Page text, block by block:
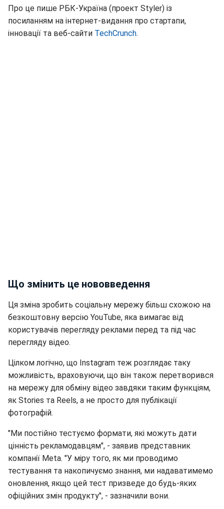
Про це пише РБК-Україна (проект Styler) із
посиланням на інтернет-видання про стартапи,
інновації та веб-сайти TechCrunch.
Що змінить це нововведення
Ця зміна зробить соціальну мережу більш схожою на
безкоштовну версію YouTube, яка вимагає від
користувачів перегляду реклами перед та під час
перегляду відео.
Цілком логічно, що Instagram теж розглядає таку
можливість, враховуючи, що він також перетворився
на мережу для обміну відео завдяки таким функціям,
як Stories та Reels, а не просто для публікації
фотографій.
"Ми постійно тестуємо формати, які можуть дати
цінність рекламодавцям", - заявив представник
компанії Meta. "У міру того, як ми проводимо
тестування та накопичуємо знання, ми надаватимемо
оновлення, якщо цей тест призведе до будь-яких
офіційних змін продукту", - зазначили вони.